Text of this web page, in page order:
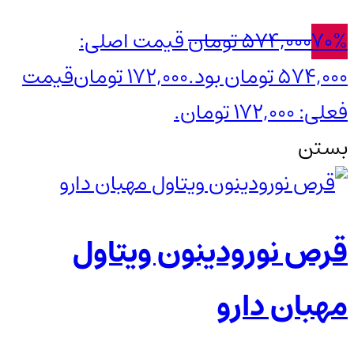
70%
574,000تومانقیمت اصلی:
574,000 تومان بود.
172,000تومانقیمت
فعلی: 172,000 تومان.
بستن
قرص نورودینون ویتاول
مهبان دارو